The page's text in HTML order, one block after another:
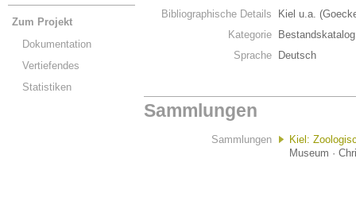
Zum Projekt
Dokumentation
Vertiefendes
Statistiken
Bibliographische Details
Kiel u.a.
Kategorie
Bestandskatalog
Sprache
Deutsch
Sammlungen
Sammlungen
Kiel:
Museum ·